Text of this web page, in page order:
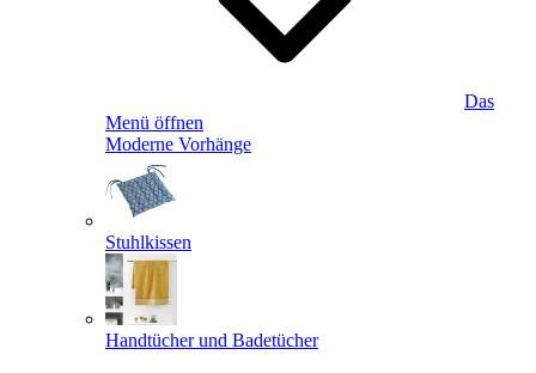
Das
Menü öffnen
Moderne Vorhänge
Stuhlkissen
Handtücher und Badetücher